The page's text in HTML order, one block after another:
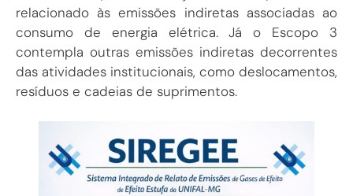
relacionado às emissões indiretas associadas ao
consumo de energia elétrica. Já o Escopo 3
contempla outras emissões indiretas decorrentes
das atividades institucionais, como deslocamentos,
resíduos e cadeias de suprimentos.